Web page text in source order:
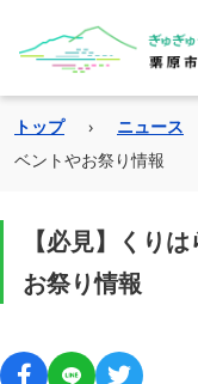
トップ › ニュース
ベントやお祭り情報
【必見】くり
お祭り情報